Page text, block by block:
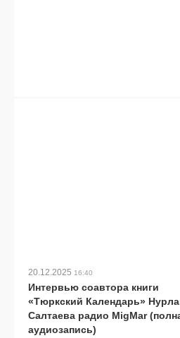
20.12.2025 16:40
Интервью соавтора книги
«Тюркский Календарь»
Салтаева радио MigMar
аудиозапись)